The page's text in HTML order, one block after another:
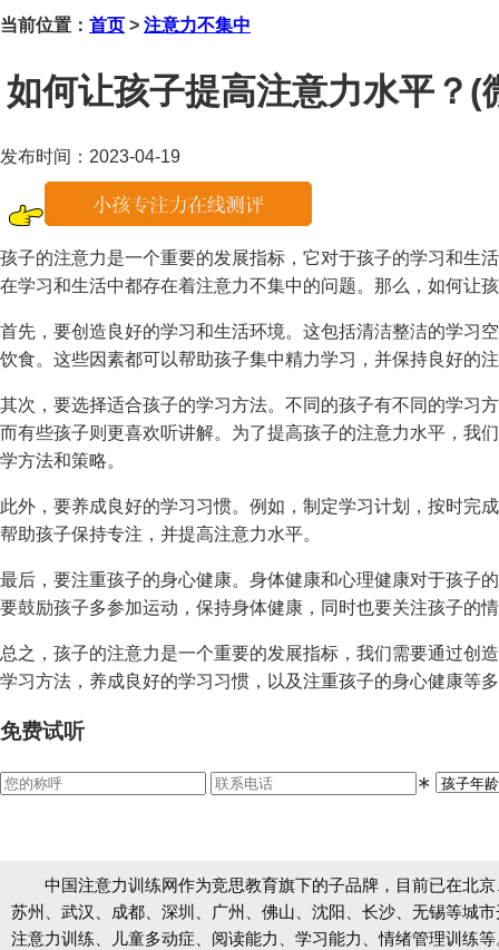
当前位置： 首页 > 注意力不集中
如何让孩子提高注意力水平？
发布时间：2023-04-19
孩子的注意力是一个重要的发展指标，它对于孩子的学习和生
在学习和生活中都存在着注意力不集中的问题。那么，如何让
首先，要创造良好的学习和生活环境。这包括清洁整洁的学习
饮食。这些因素都可以帮助孩子集中精力学习，并保持良好的
其次，要选择适合孩子的学习方法。不同的孩子有不同的学习
而有些孩子则更喜欢听讲解。为了提高孩子的注意力水平，我
学方法和策略。
此外，要养成良好的学习习惯。例如，制定学习计划，按时完
帮助孩子保持专注，并提高注意力水平。
最后，要注重孩子的身心健康。身体健康和心理健康对于孩子
要鼓励孩子多参加运动，保持身体健康，同时也要关注孩子的
总之，孩子的注意力是一个重要的发展指标，我们需要通过创
学习方法，养成良好的学习习惯，以及注重孩子的身心健康等
免费试听
∗
中国注意力训练网作为竞思教育旗下的子品牌，目前已在北
苏州、武汉、成都、深圳、广州、佛山、沈阳、长沙、无锡等城
注意力训练、儿童多动症、阅读能力、学习能力、情绪管理训练